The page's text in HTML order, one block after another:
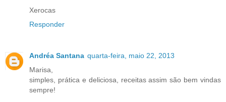
Xerocas
Responder
Andréa Santana quarta-feira, maio 22, 2013
Marisa,
simples, prática e deliciosa, receitas assim são bem vindas
sempre!